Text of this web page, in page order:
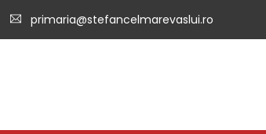
primaria@stefancelmarevaslui.ro